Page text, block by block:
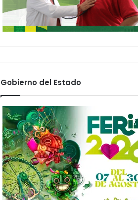
Gobierno del Estado